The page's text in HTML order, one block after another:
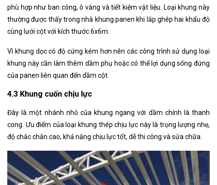
phù hợp như ban công, ô văng và tiết kiệm vật liệu. Loại khung này
thường được thấy trong nhà khung panen khi lắp ghép hai khẩu độ
cùng lưới cột với kích thước 6x6m.
Vì khung dọc có độ cứng kém hơn nên các công trình sử dụng loại
khung này cần làm thêm dầm phụ hoặc có thể lợi dụng sống đứng
của panen liên quan đến dầm cột.
4.3 Khung cuốn chịu lực
Đây là một nhánh nhỏ của khung ngang với dầm chính là thanh
cong. Ưu điểm của loại khung thép chịu lực này là trọng lượng nhẹ,
độ chắc chắn cao, khả năng chịu lực tốt, dễ thi công và sửa chữa.